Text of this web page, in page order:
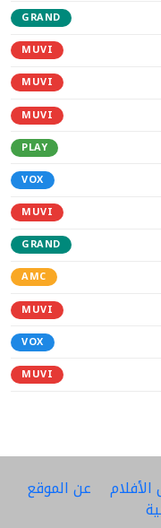
GRAND
MUVI
MUVI
MUVI
PLAY
VOX
MUVI
GRAND
AMC
MUVI
VOX
MUVI
عن الموقع